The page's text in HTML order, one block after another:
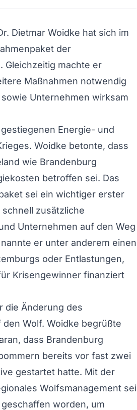
Dietmar Woidke hat sich im
der
Gleichzeitig machte er
Maßnahmen notwendig
Unternehmen wirksam
Energie- und
Woidke betonte, dass
wie Brandenburg
betroffen sei. Das
sei ein wichtiger erster
zusätzliche
Unternehmen auf den Weg
er unter anderem einen
oder Entlastungen,
Krisengewinner finanziert
die Änderung des
Wolf. Woidke begrüßte
dass Brandenburg
bereits vor fast zwei
gestartet hatte. Mit der
Wolfsmanagement sei
worden, um